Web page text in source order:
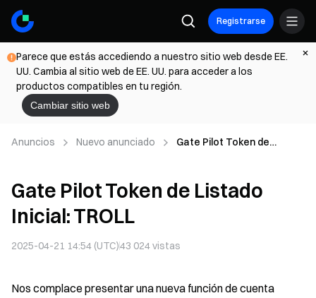
Registrarse
Parece que estás accediendo a nuestro sitio web desde EE.
UU. Cambia al sitio web de EE. UU. para acceder a los
productos compatibles en tu región.
Cambiar sitio web
Anuncios Nuevo anunciado
Gate Pilot Token de
Gate Pilot Token de Listado
Inicial: TROLL
2025-04-21 14:54 (UTC)43 024vistas
Nos complace presentar una nueva función de cuenta